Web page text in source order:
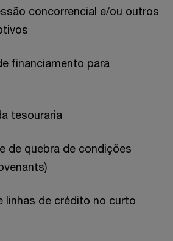
concorrencial e/ou outros
financiamento para
tesouraria
de quebra de condições
linhas de crédito no curto